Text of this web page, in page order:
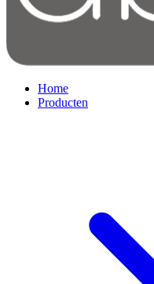
Home
Producten